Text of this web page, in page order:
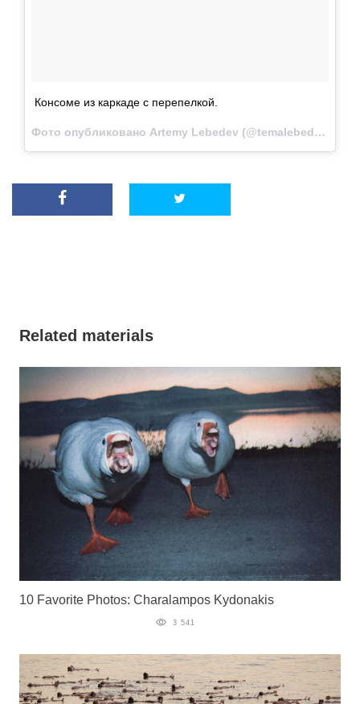
Консоме из каркаде с перепелкой.
Фото опубликовано Artemy Lebedev (@temalebedev)
Related materials
10 Favorite Photos: Charalampos Kydonakis
3 541